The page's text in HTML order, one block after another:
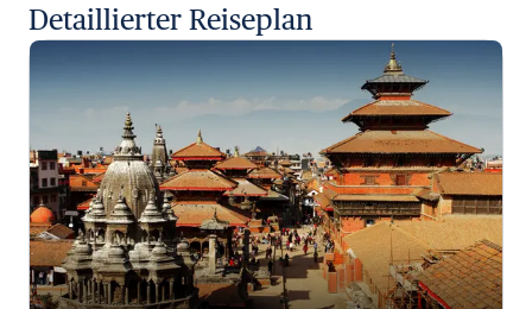
Detaillierter Reiseplan